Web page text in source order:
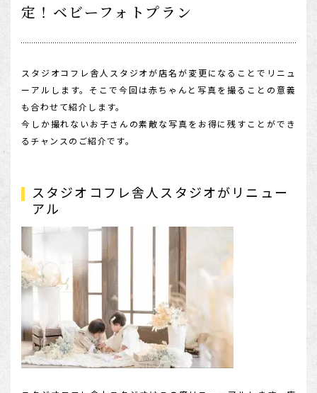
十三祝い・十三参り
1歳誕生日
誕生日
100日祝い・お食い初め
ロケーション撮影・カメラマン
子供の写真撮影・スタジオフォト
リピーター様専用
定！ベビーフォトプラン
スタジオコフレ舎人スタジオが店名が変更になることでリニュ
ーアルします。そこで今回は赤ちゃんと写真を撮ることの意義
も合わせて紹介します。
今しか撮れないお子さんの素敵な写真をお得に残すことができ
るチャンスのご紹介です。
スタジオコフレ舎人スタジオがリニュー
アル